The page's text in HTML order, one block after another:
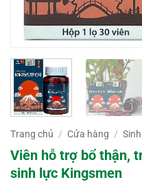
Trang chủ / Cửa hàng /
Viên hỗ trợ bổ thận,
sinh lực Kingsmen